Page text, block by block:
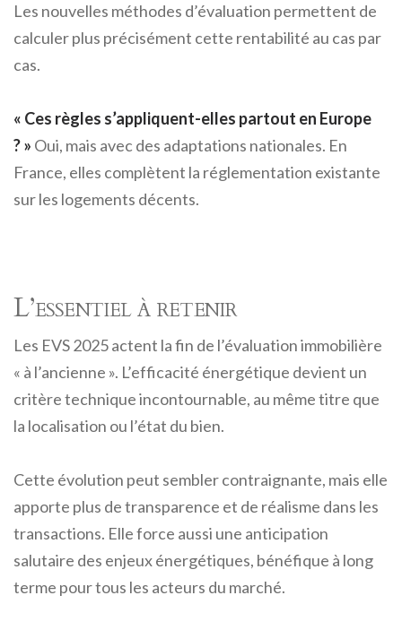
Les nouvelles méthodes d’évaluation permettent de
calculer plus précisément cette rentabilité au cas par
cas.
« Ces règles s’appliquent-elles partout en Europe
? » Oui, mais avec des adaptations nationales. En
France, elles complètent la réglementation existante
sur les logements décents.
L’essentiel à retenir
Les EVS 2025 actent la fin de l’évaluation immobilière
« à l’ancienne ». L’efficacité énergétique devient un
critère technique incontournable, au même titre que
la localisation ou l’état du bien.
Cette évolution peut sembler contraignante, mais elle
apporte plus de transparence et de réalisme dans les
transactions. Elle force aussi une anticipation
salutaire des enjeux énergétiques, bénéfique à long
terme pour tous les acteurs du marché.